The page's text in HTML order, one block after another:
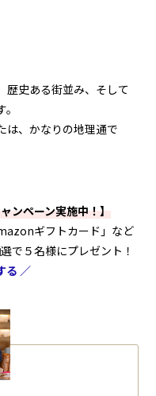
歴史ある街並み、そして
は、かなりの地理通で
ンペーン実施中！】
ギフトカード」など
で５名様にプレゼント！
る ／